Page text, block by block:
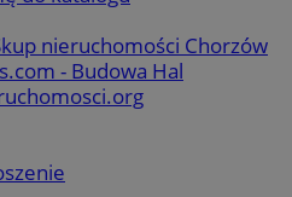
nieruchomości Chorzów
- Budowa Hal